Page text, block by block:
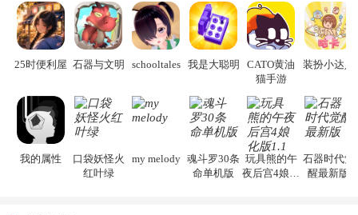
25时便利屋 石器与文明 schooltales 我是大聪明
CATO黄油
猫手游
装扮小达人
我的属性
口袋妖怪火
红叶绿
my melody 魂斗罗30条
命单机版
玩具熊的午
夜后宫4娘化
石器时代觉
醒最新版